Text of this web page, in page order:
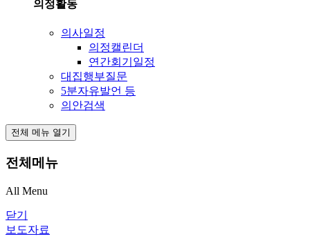
의정활동
의사일정
의정캘린더
연간회기일정
대집행부질문
5분자유발언 등
의안검색
전체 메뉴 열기
전체메뉴
All Menu
닫기
보도자료